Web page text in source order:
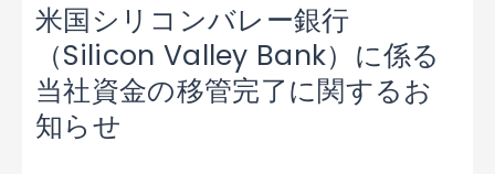
米国シリコンバレー銀行
（Silicon Valley Bank）に係る
当社資金の移管完了に関するお
知らせ